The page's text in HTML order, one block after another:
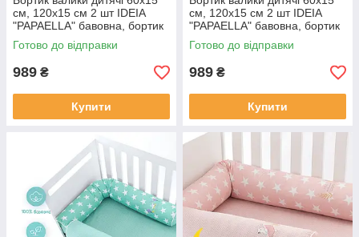
см, 120х15 см 2 шт IDEIA
"PAPAELLA" бавовна, бортик
валики захисні у дитяче
ліжечко
Готово до відправки
989 ₴
Купити
см, 120х15 см 2 шт IDEIA
"PAPAELLA" бавовна, бортик
валики захисні у дитяче
ліжечко
Готово до відправки
989 ₴
Купити